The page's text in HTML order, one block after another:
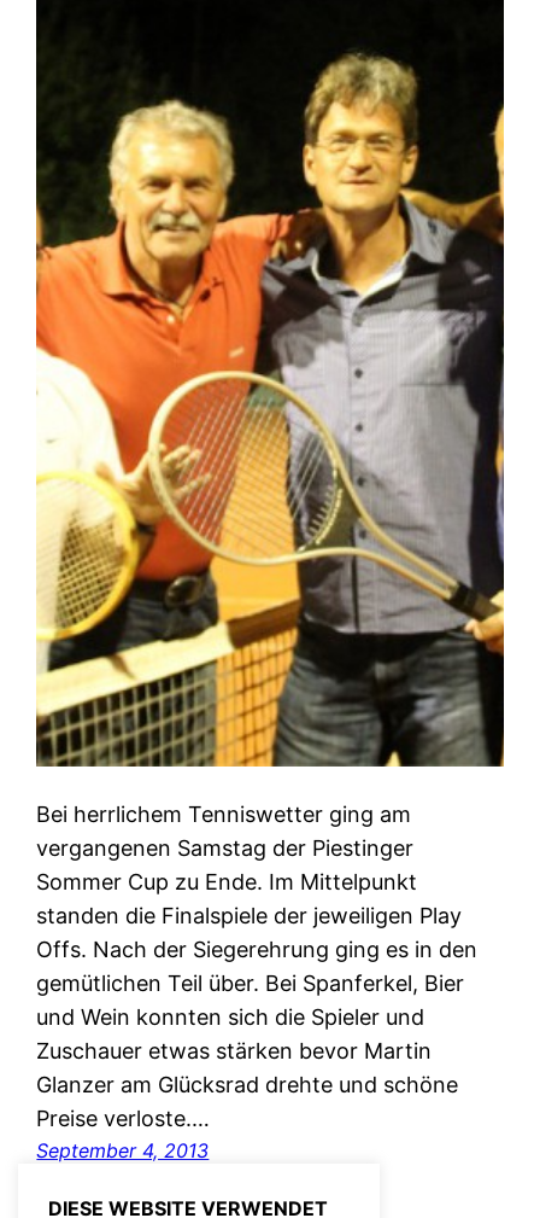
Bei herrlichem Tenniswetter ging am
vergangenen Samstag der Piestinger
Sommer Cup zu Ende. Im Mittelpunkt
standen die Finalspiele der jeweiligen Play
Offs. Nach der Siegerehrung ging es in den
gemütlichen Teil über. Bei Spanferkel, Bier
und Wein konnten sich die Spieler und
Zuschauer etwas stärken bevor Martin
Glanzer am Glücksrad drehte und schöne
Preise verloste.…
September 4, 2013
DIESE WEBSITE VERWENDET